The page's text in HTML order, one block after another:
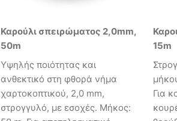
Καρούλι σπειρώματος 2,0mm,
50m
Υψηλής ποιότητας και
ανθεκτικό στη φθορά νήμα
χαρτοκοπτικού, 2,0 mm,
στρογγυλό, με εσοχές. Μήκος:
15m
Για